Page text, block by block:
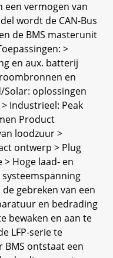
een vermogen van
wordt de CAN-Bus
de BMS masterunit
>
en aux. batterij
en
oplossingen
Industrieel: Peak
Product
loodzuur >
ontwerp > Plug
> Hoge laad- en
systeemspanning
gebreken van een
en bedrading
bewaken en aan te
LFP-serie te
BMS ontstaat een